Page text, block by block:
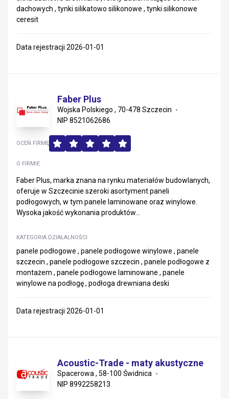
dachowych , tynki silikatowo silikonowe , tynki silikonowe
ceresit
Data rejestracji 2026-01-01
Faber Plus
Wojska Polskiego , 70-478 Szczecin
NIP 8521062686
O FIRMIE
Faber Plus, marka znana na rynku materiałów budowlanych,
oferuje w Szczecinie szeroki asortyment paneli
podłogowych, w tym panele laminowane oraz winylowe.
Wysoka jakość wykonania produktów...
KATEGORIA DZIAŁALNOŚCI
panele podłogowe , panele podłogowe winylowe , panele
szczecin , panele podłogowe szczecin , panele podłogowe z
montażem , panele podłogowe laminowane , panele
winylowe na podłogę , podłoga drewniana deski
OCEŃ FIRMĘ
Data rejestracji 2026-01-01
Acoustic-Trade - maty akustyczne
Spacerowa , 58-100 Świdnica
NIP 8992258213